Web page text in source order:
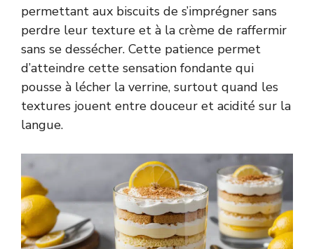
permettant aux biscuits de s’imprégner sans
perdre leur texture et à la crème de raffermir
sans se dessécher. Cette patience permet
d’atteindre cette sensation fondante qui
pousse à lécher la verrine, surtout quand les
textures jouent entre douceur et acidité sur la
langue.